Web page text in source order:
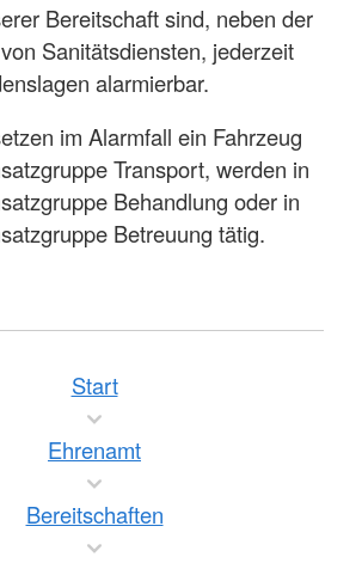
Bereitschaft sind, neben der
Sanitätsdiensten, jederzeit
alarmierbar.
im Alarmfall ein Fahrzeug
Transport, werden in
Behandlung oder in
Betreuung tätig.
Start
Ehrenamt
Bereitschaften